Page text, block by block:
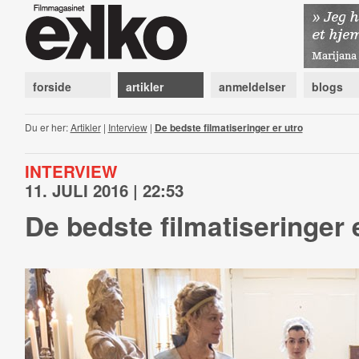
forside artikler anmeldelser blogs
Du er her:Artikler| Interview| De bedste filmatiseringer er utro
INTERVIEW
11. JULI 2016 | 22:53
De bedste filmatiseringer